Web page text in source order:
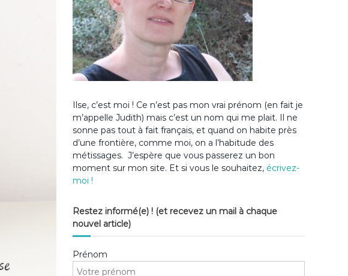
Ilse, c’est moi ! Ce n’est pas mon vrai prénom (en fait je
m’appelle Judith) mais c’est un nom qui me plait. Il ne
sonne pas tout à fait français, et quand on habite près
d’une frontière, comme moi, on a l’habitude des
métissages. J’espère que vous passerez un bon
moment sur mon site. Et si vous le souhaitez, écrivez-
moi !
Restez informé(e) ! (et recevez un mail à chaque
nouvel article)
Prénom